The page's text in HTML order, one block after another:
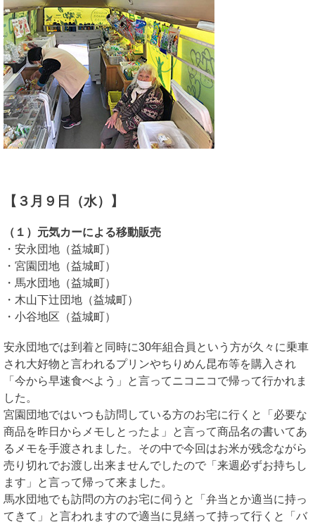
【３月９日（水）】
（１）元気カーによる移動販売
・安永団地（益城町）
・宮園団地（益城町）
・馬水団地（益城町）
・木山下辻団地（益城町）
・小谷地区（益城町）
安永団地では到着と同時に30年組合員という方が久々に乗車
され大好物と言われるプリンやちりめん昆布等を購入され
「今から早速食べよう」と言ってニコニコで帰って行かれま
した。
宮園団地ではいつも訪問している方のお宅に行くと「必要な
商品を昨日からメモしとったよ」と言って商品名の書いてあ
るメモを手渡されました。その中で今回はお米が残念ながら
売り切れでお渡し出来ませんでしたので「来週必ずお持ちし
ます」と言って帰って来ました。
馬水団地でも訪問の方のお宅に伺うと「弁当とか適当に持っ
てきて」と言われますので適当に見繕って持って行くと「バ